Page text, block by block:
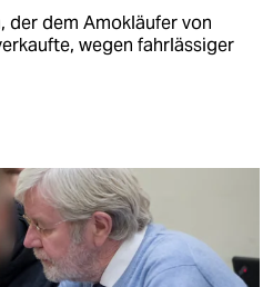
der dem Amokläufer von
wegen fahrlässiger